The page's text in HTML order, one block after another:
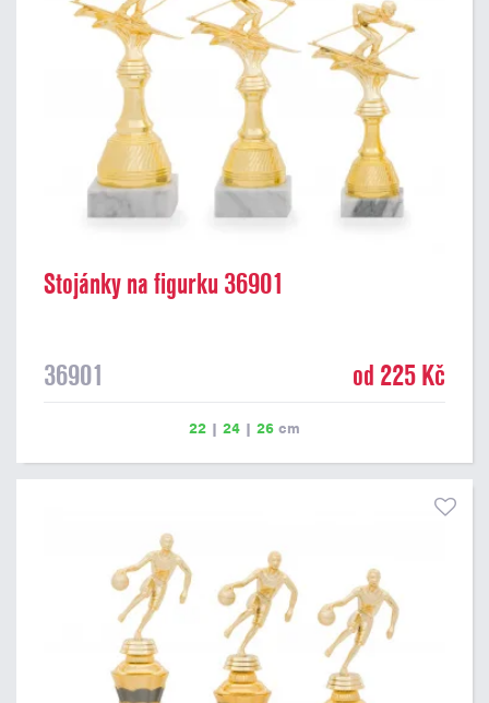
Stojánky na figurku 36901
36901 od 225 Kč
22 | 24 | 26 cm